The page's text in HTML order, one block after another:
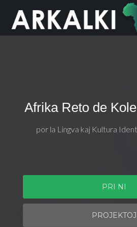
Afrika Reto de
por la Lingva kaj Kultura
PRI NI
PROJEKTOJ